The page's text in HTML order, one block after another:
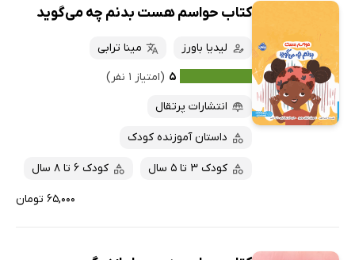
کتاب حواسم هست بدنم چه می‌گوید
لیدیا باورز
مینا ترابی
۵ (امتیاز ۱ نفر)
انتشارات پرتقال
داستان آموزنده کودک
کودک 3 تا 5 سال کودک 6 تا 8 سال
۶۵,۰۰۰ تومان